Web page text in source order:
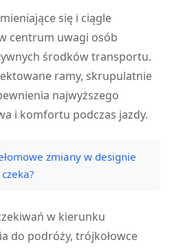
się i ciągle
centrum uwagi osób
środków transportu.
ramy, skrupulatnie
najwyższego
i komfortu podczas jazdy.
zmiany w designie
w kierunku
do podróży, trójkołowce